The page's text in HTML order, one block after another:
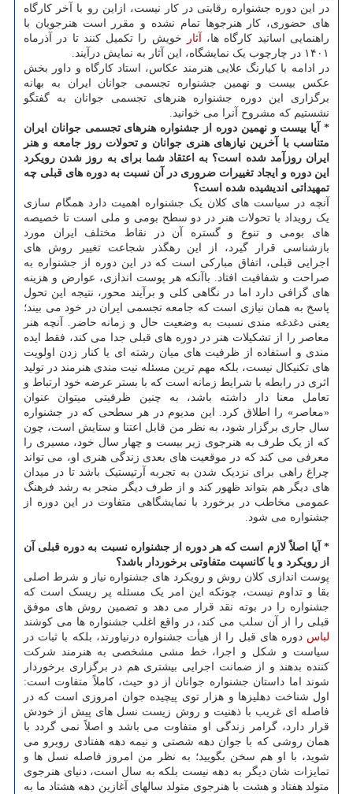
در این دوره جشنواره رقابتی در کار نیست، ازاین رو با آخر کارگاه
های حضوری، کار هنرجوها تمام نشده و مقرر است هنرجویان با
راهنمایی اساتید کارگاه ها، آثار
خویش را تکمیل کنند تا در آذرماه
۱۴۰۱ در چارچوب یک نمایشگاه، این آثار به نمایش درآیند.
در ادامه با کیارنگ علایی هنرمند عکاس، استاد کارگاه و داور بخش
عکس بیست و نهمین جشنواره تجسمی جوانان ایران به بهانه
برگزاری این دوره جشنواره هنرهای تجسمی جوانان به گفتگو
نشستیم که مشروح آنرا می خوانید.
* آیا بیست و نهمین دوره از جشنواره هنرهای تجسمی جوانان ایران
متناسب با آخرین نیازهای هنری جوانان و تحولات روز جامعه و هنر
ایران روزآمد شده است؟ به اعتقاد شما برای به روز شدن رویکرد
این دوره و ایجاد تغییرات ضروری در آن نسبت به دوره های قبلی چه
تمهیداتی اندیشیده شده است؟
آنچه در سیاست های کلان یک جشنواره اهمیت دارد همگام سازی
یک رویداد با تحولات هنر در دو سطح بومی و ملی است تا خصیصه
های بومی و تنوع و گستره آن در نقاط مختلف ایران مورد
بازشناسی قرار گیرد، از این رهگذر شجاعت تغییر روش های
اجرایی قبلی، اتفاق مبارکی است که در این دوره از جشنواره به
صراحت و شفافیت افتاد. باآنکه هر پوست اندازی، عوارض و هزینه
های گزافی دارد اما در نگاهی کلی و برآیند محور، نتیجه این تحول
پاسخ به همان نیازی است که جامعه تجسمی ایران در خود می بیند؛
یعنی دغدغه مندی نسبت به وضعیت حال و زمانه حاضر. آنچه هنر
معاصر را از تشکیلات هنر در دوره های قبلی جدا می کند، فقط ایده
مندی و استفاده از ظرفیت های میان رشته ای یا کنار زدن اولویت
های تکنیکال نیست، بلکه مهم ترین مسئله نیت مندی هنرمند در تولید
اثری در رابطه با شرایط زمانه است که با بستر عرضه خود ارتباط و
تعامل معنا دار داشته باشد، به چنین ظرفیتی میتوان عنوان
«معاصر» را اطلاق کرد. این مدیوم در هر سطحی که در جشنواره
سال جاری برگزار شود، به نظر من قابل اعتنا و ستایش است، چون
که از یک طرف به هنرجوی زیر بیست و چهار سال خود، مسیری را
معرفی می کند که در موقعیت های بعدی زندگی هنری او، می تواند
چراغ راهی برای نزدیک شدن به تجربه آرتیستیک باشد تا در میدان
های دیگر هم بتواند ظهور کند و از طرف دیگر منجر به رشد فرهنگ
عمومی مخاطب در برخورد با نمایشگاهی متفاوت در این دوره از
جشنواره می شود.
* آیا اصلاً لازم است که هر دوره از جشنواره نسبت به دوره قبلی آن
از رویکرد و یا کانسپت متفاوتی برخوردار باشد؟
پوست اندازی کلان روش و رویکرد های جشنواره نیاز و شرط اصلی
بقا و تداوم نیست، چونکه این امر یک مسئله پر ریسک است که
جشنواره را در بوته نقد قرار می دهد و تضمین روش های موفق
قبلی را از آن سلب می کند، در واقع اغلب جشنواره ها می کوشند
لباس دوره های قبل را از هیأت جشنواره درنیاورند، بلکه با ثبات در
سیاست و شکل و اجرا، خط مشی مشخصی به هنرمند شرکت
کننده بدهند و از ضمانت اجرایی بیشتری هم در برگزاری برخوردار
شوند اما داستان جشنواره جوانان از دو حیث، کاملاً متفاوت است:
اول شناخت دهلیزها و هزار توی پیچیده جوان امروزی است که در
فاصله ای غریب با ذهنیت و روش زیست نسل های پیش از خودش
قرار دارد، گرامر زندگی او متفاوت می باشد و اصلاً نمی گردد با
همان روشی که با جوان دهه شصتی و نیمه دهه هفتادی روبرو می
شوید، با او هم سخن بگویید؛ به نظر من امروز فاصله نسل ها و
تمایزات شان دیگر به دهه نیست بلکه به سال است، دنیای هنرجوی
متولد هفتاد و هشت با هنرجوی متولد سالهای آغازین دهه هشتاد ما به